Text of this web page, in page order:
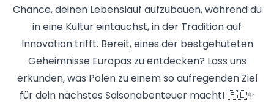
Chance, deinen Lebenslauf aufzubauen, während du
in eine Kultur eintauchst, in der Tradition auf
Innovation trifft. Bereit, eines der bestgehüteten
Geheimnisse Europas zu entdecken? Lass uns
erkunden, was Polen zu einem so aufregenden Ziel
für dein nächstes Saisonabenteuer macht! 🇵🇱✨